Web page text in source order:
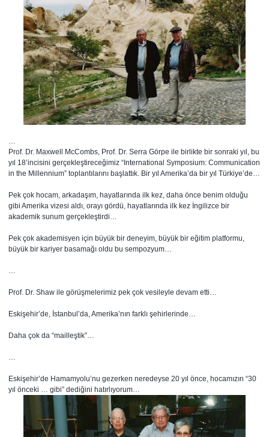
Prof. Dr. Maxwell McCombs, Prof. Dr. Serra Görpe ile birlikte bir sonraki yıl, bu
yıl 18’incisini gerçekleştireceğimiz “International Symposium: Communication
in the Millennium” toplantılarını başlattık. Bir yıl Amerika’da bir yıl Türkiye’de…
Pek çok hocam, arkadaşım, hayatlarında ilk kez, daha önce benim olduğu
gibi Amerika vizesi aldı, orayı gördü, hayatlarında ilk kez İngilizce bir
akademik sunum gerçekleştirdi…
Pek çok akademisyen için büyük bir deneyim, büyük bir eğitim platformu,
büyük bir kariyer basamağı oldu bu sempozyum…
Prof. Dr. Shaw ile görüşmelerimiz pek çok vesileyle devam etti…
Eskişehir’de, İstanbul’da, Amerika’nın farklı şehirlerinde…
Daha çok da “mailleştik”…
Eskişehir’de Hamamyolu’nu gezerken neredeyse 20 yıl önce, hocamızın “30
yıl önceki … gibi” dediğini hatırlıyorum…